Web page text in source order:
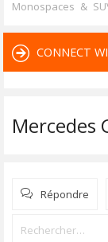
Monospaces &
CONNECT
Mercedes
Répondre